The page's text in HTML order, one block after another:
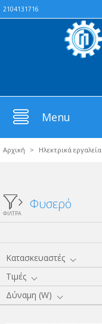
2104131716
Menu
Αρχική > Ηλεκτρικά εργαλεία
ΦΙΛΤΡΑ
Φυσερό
Κατασκευαστές
Τιμές
Δύναμη (W)